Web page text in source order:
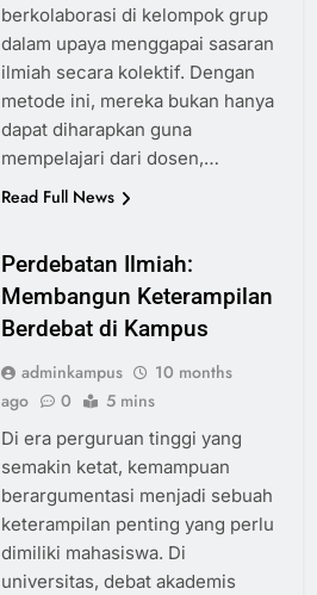
berkolaborasi di kelompok grup
dalam upaya menggapai sasaran
ilmiah secara kolektif. Dengan
metode ini, mereka bukan hanya
dapat diharapkan guna
mempelajari dari dosen,…
Read Full News
Perdebatan Ilmiah:
Membangun Keterampilan
Berdebat di Kampus
adminkampus
10 months
ago
0 5 mins
Di era perguruan tinggi yang
semakin ketat, kemampuan
berargumentasi menjadi sebuah
keterampilan penting yang perlu
dimiliki mahasiswa. Di
universitas, debat akademis